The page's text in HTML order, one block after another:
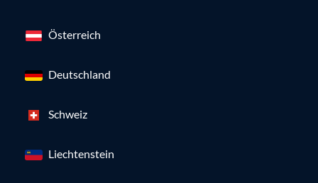
Österreich
Deutschland
Schweiz
Liechtenstein